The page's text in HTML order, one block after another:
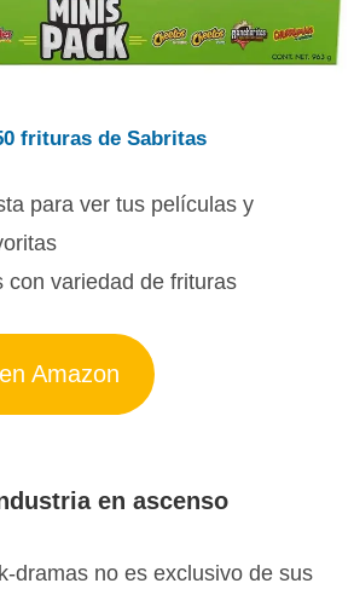
frituras de Sabritas
para ver tus películas y
con variedad de frituras
Amazon
en ascenso
dramas no es exclusivo de sus